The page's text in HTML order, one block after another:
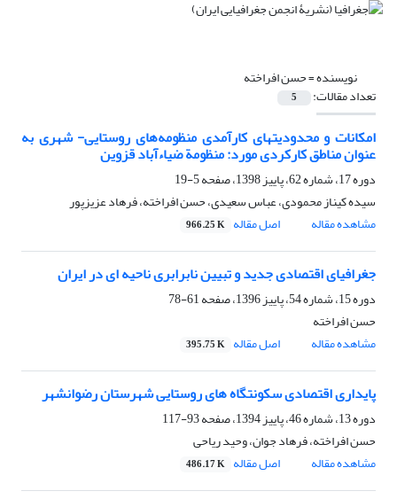
نویسنده =حسن افراخته
تعداد مقالات: 5
امکانات و محدودیتهای کارآمدی منظومه‌های روستایی- شهری به
عنوان مناطق کارکردی مورد: منظومة ضیاء‌آباد قزوین
دوره 17، شماره 62، پاییز 1398، صفحه
5-19
سیده کیناز محمودی، عباس سعیدی، حسن افراخته، فرهاد عزیزپور
مشاهده مقاله
اصل مقاله 966.25 K
جغرافیای اقتصادی جدید و تبیین نابرابری ناحیه ای در ایران
دوره 15، شماره 54، پاییز 1396، صفحه
61-78
حسن افراخته
مشاهده مقاله
اصل مقاله 395.75 K
پایداری اقتصادی سکونتگاه های روستایی شهرستان رضوانشهر
دوره 13، شماره 46، پاییز 1394، صفحه
93-117
حسن افراخته، فرهاد جوان، وحید ریاحی
مشاهده مقاله
اصل مقاله 486.17 K